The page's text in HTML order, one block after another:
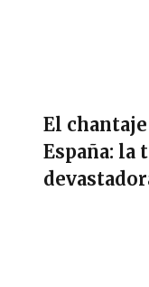
El
España: la